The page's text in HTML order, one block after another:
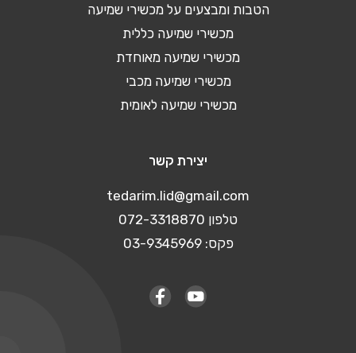
הטבות ומבצעים על מכשירי שמיעה
מכשירי שמיעה כללית
מכשירי שמיעה מאוחדת
מכשירי שמיעה מכבי
מכשירי שמיעה לאומית
יצירת קשר
tedarim.lid@gmail.com
טלפון 072-3318870
פקס: 03-9345969